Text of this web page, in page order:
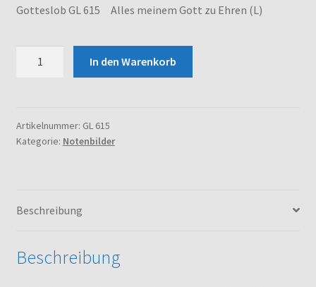
Warenkorb
Gotteslob GL 615 Alles meinem Gott zu Ehren (L)
meinem
Gott
Menge
In den Warenkorb
Artikelnummer: GL 615
Kategorie: Notenbilder
Beschreibung
Beschreibung